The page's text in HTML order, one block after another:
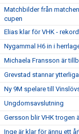
Matchbilder från
cupen
Elias klar för VHK -
Nygammal H6 in i
Michaela Fransson är
Grevstad stannar
Ny 9M spelare till
Ungdomsavslutning
Gersson blir VHK trogen
Inge är klar för ännu ett